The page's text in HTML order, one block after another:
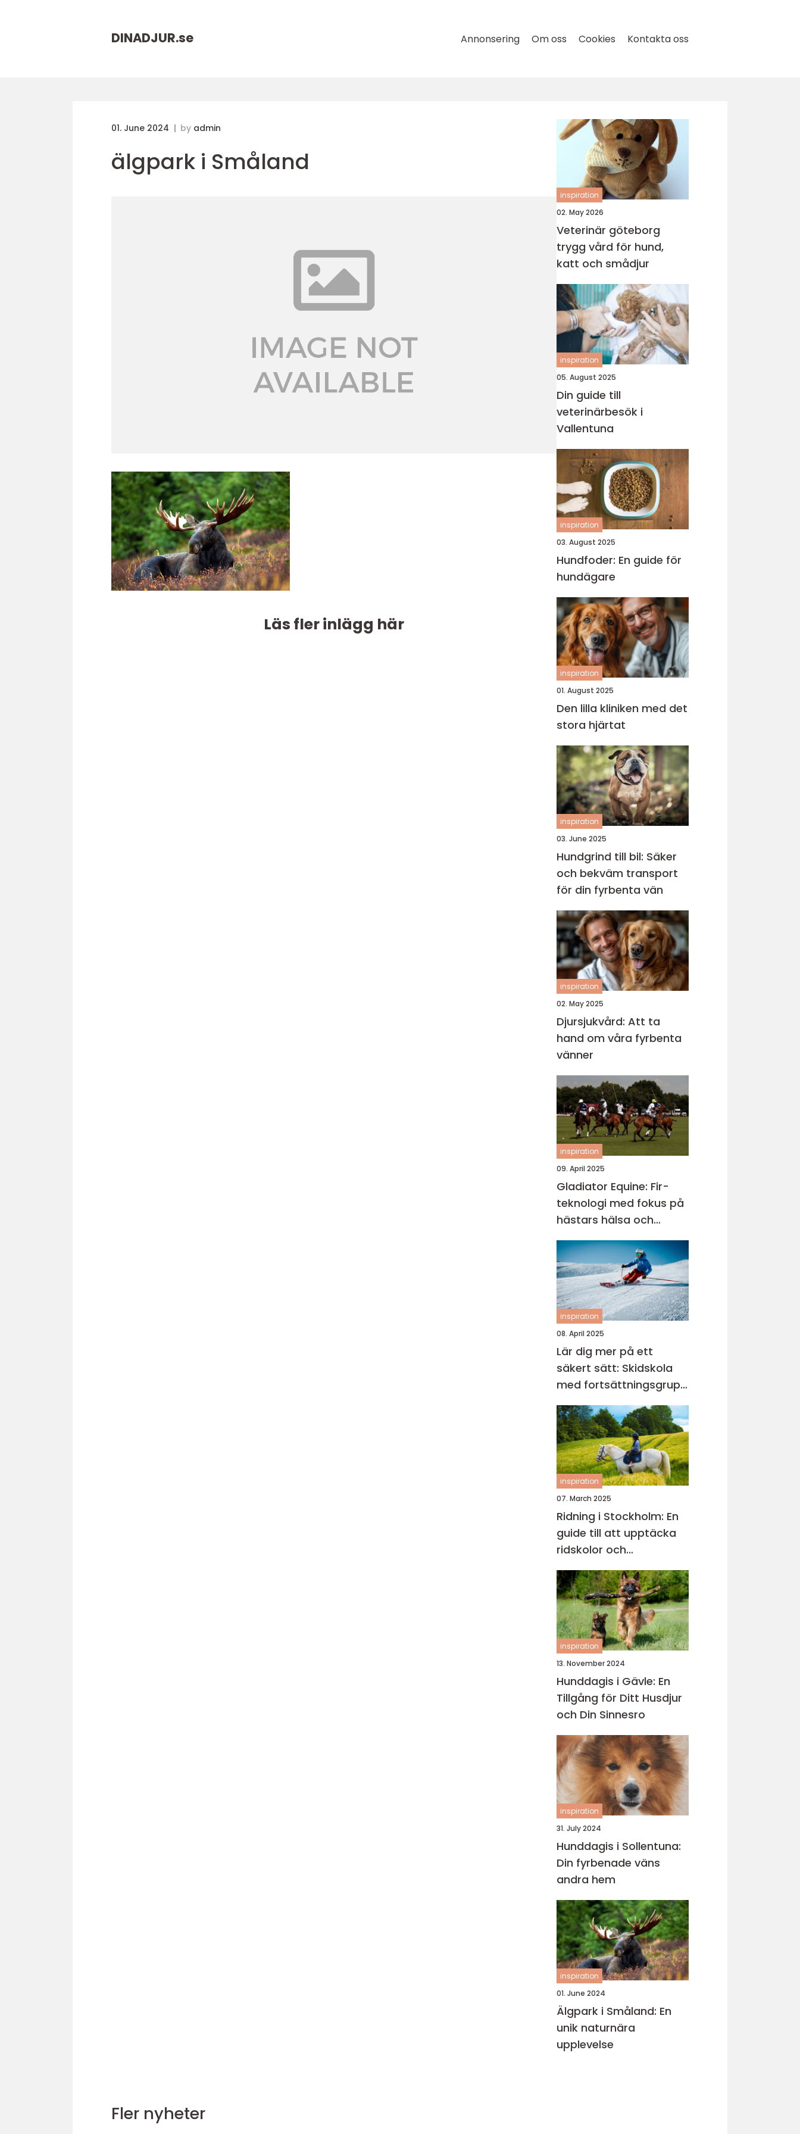
DINADJUR.se Annonsering Om oss Cookies Kontakta oss
01. June 2024 by admin
älgpark i Småland
Läs fler inlägg här
inspiration
02. May 2026
Veterinär göteborg
trygg vård för hund,
katt och smådjur
inspiration
05. August 2025
Din guide till
veterinärbesök i
Vallentuna
inspiration
03. August 2025
Hundfoder: En guide för
hundägare
inspiration
01. August 2025
Den lilla kliniken med det
stora hjärtat
inspiration
03. June 2025
Hundgrind till bil: Säker
och bekväm transport
för din fyrbenta vän
inspiration
02. May 2025
Djursjukvård: Att ta
hand om våra fyrbenta
vänner
inspiration
09. April 2025
Gladiator Equine: Fir-
teknologi med fokus på
hästars hälsa och
välbefinnande
inspiration
08. April 2025
Lär dig mer på ett
säkert sätt: Skidskola
med fortsättningsgrupp
i Stockholm
inspiration
07. March 2025
Ridning i Stockholm: En
guide till att upptäcka
ridskolor och
ridupplevelser
inspiration
13. November 2024
Hunddagis i Gävle: En
Tillgång för Ditt Husdjur
och Din Sinnesro
inspiration
31. July 2024
Hunddagis i Sollentuna:
Din fyrbenade väns
andra hem
inspiration
01. June 2024
Älgpark i Småland: En
unik naturnära
upplevelse
Fler nyheter